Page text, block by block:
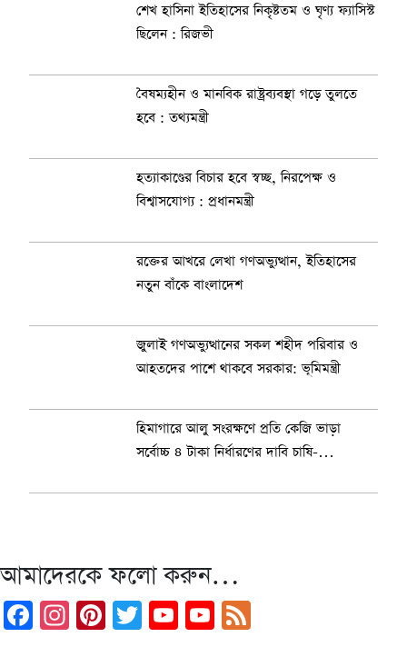
শেখ হাসিনা ইতিহাসের নিকৃষ্টতম ও ঘৃণ্য ফ্যাসিস্ট
ছিলেন : রিজভী
বৈষম্যহীন ও মানবিক রাষ্ট্রব্যবস্থা গড়ে তুলতে
হবে : তথ্যমন্ত্রী
হত্যাকাণ্ডের বিচার হবে স্বচ্ছ, নিরপেক্ষ ও
বিশ্বাসযোগ্য : প্রধানমন্ত্রী
রক্তের আখরে লেখা গণঅভ্যুত্থান, ইতিহাসের
নতুন বাঁকে বাংলাদেশ
জুলাই গণঅভ্যুত্থানের সকল শহীদ পরিবার ও
আহতদের পাশে থাকবে সরকার: ভূমিমন্ত্রী
হিমাগারে আলু সংরক্ষণে প্রতি কেজি ভাড়া
সর্বোচ্চ ৪ টাকা নির্ধারণের দাবি চাষি-
আমাদেরকে ফলো করুন…
Facebook
Instagram
Pinterest
TwitterYouTube
YouTube